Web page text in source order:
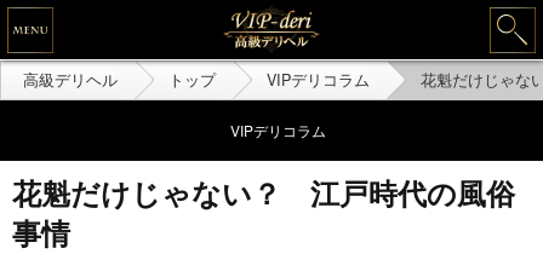
高級デリヘル トップ VIPデリコラム 花魁だけじゃな
VIPデリコラム
花魁だけじゃない？ 江戸時代の風俗
事情